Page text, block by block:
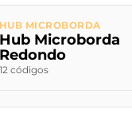
HUB MICROBORDA
Hub Microborda
Redondo
12 códigos